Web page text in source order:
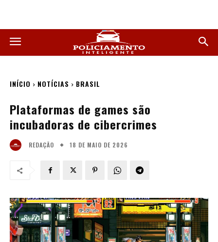
INÍCIO NOTÍCIAS BRASIL
Plataformas de games são
incubadoras de cibercrimes
REDAÇÃO 18 DE MAIO DE 2026